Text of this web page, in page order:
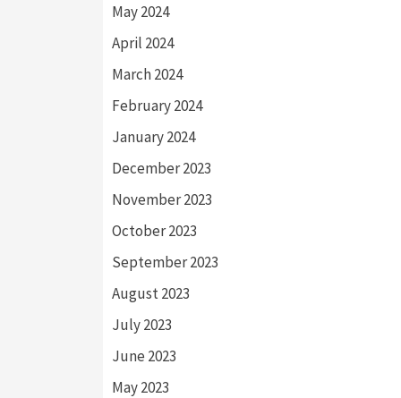
May 2024
April 2024
March 2024
February 2024
January 2024
December 2023
November 2023
October 2023
September 2023
August 2023
July 2023
June 2023
May 2023